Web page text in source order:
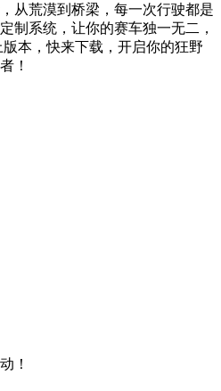
从荒漠到桥梁，每一次行驶都是
制系统，让你的赛车独一无二，
本，快来下载，开启你的狂野
！
！